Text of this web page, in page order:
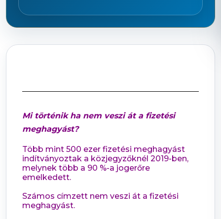
Mi történik ha nem veszi át a fizetési
meghagyást?
Több mint 500 ezer fizetési meghagyást
indítványoztak a közjegyzőknél 2019-ben,
melynek több a 90 %-a jogerőre
emelkedett.
Számos címzett nem veszi át a fizetési
meghagyást.